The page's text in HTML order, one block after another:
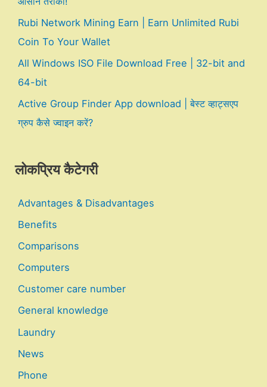
Rubi Network Mining Earn | Earn Unlimited Rubi
Coin To Your Wallet
All Windows ISO File Download Free | 32-bit and
64-bit
Active Group Finder App download | बेस्ट व्हाट्सएप
ग्रुप कैसे ज्वाइन करें?
लोकप्रिय कैटेगरी
Advantages & Disadvantages
Benefits
Comparisons
Computers
Customer care number
General knowledge
Laundry
News
Phone